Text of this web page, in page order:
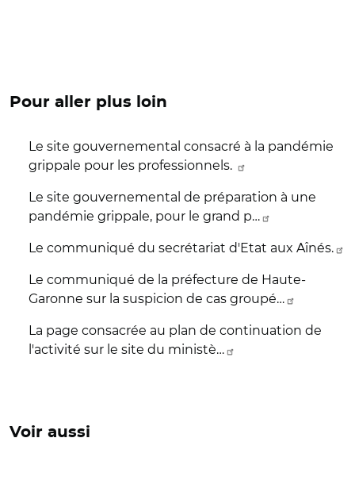
Pour aller plus loin
Le site gouvernemental consacré à la pandémie
grippale pour les professionnels.
Le site gouvernemental de préparation à une
pandémie grippale, pour le grand p…
Le communiqué du secrétariat d'Etat aux Aînés.
Le communiqué de la préfecture de Haute-
Garonne sur la suspicion de cas groupé…
La page consacrée au plan de continuation de
l'activité sur le site du ministè…
Voir aussi